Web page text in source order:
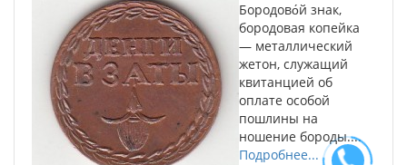
Бородово́й знак,
бородовая копейка
— металлический
жетон, служащий
квитанцией об
оплате особой
пошлины на
ношение бороды....
Подробнее...